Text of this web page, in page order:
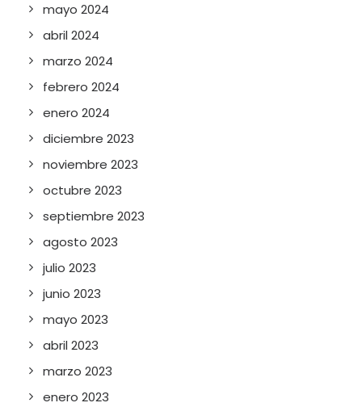
mayo 2024
abril 2024
marzo 2024
febrero 2024
enero 2024
diciembre 2023
noviembre 2023
octubre 2023
septiembre 2023
agosto 2023
julio 2023
junio 2023
mayo 2023
abril 2023
marzo 2023
enero 2023